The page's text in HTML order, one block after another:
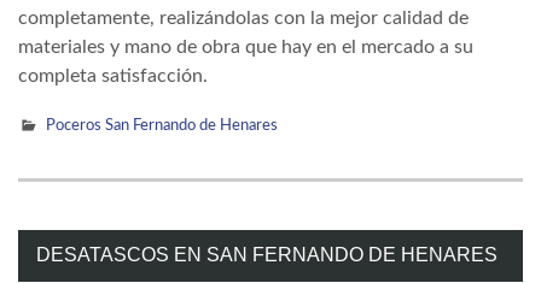
completamente, realizándolas con la mejor calidad de
materiales y mano de obra que hay en el mercado a su
completa satisfacción.
Poceros San Fernando de Henares
DESATASCOS EN SAN FERNANDO DE HENARES